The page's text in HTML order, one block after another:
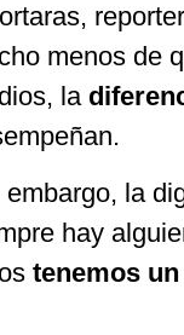
menos de
la
embargo, la
hay
tenemos